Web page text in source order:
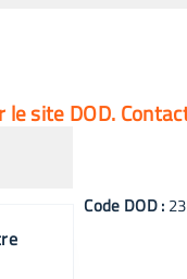
site DOD.
Code DOD: